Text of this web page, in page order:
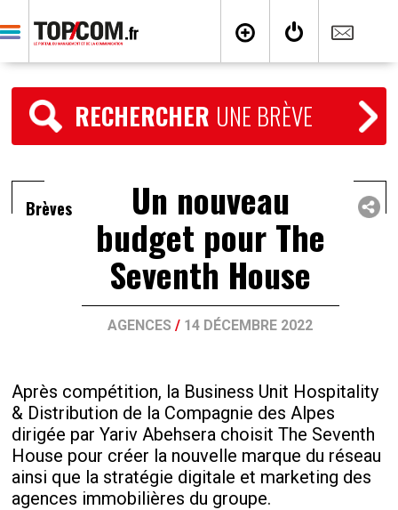
RECHERCHER UNE BRÈVE
Brèves Un nouveau
budget pour The
Seventh House
AGENCES / 14 DÉCEMBRE 2022
Après compétition, la Business Unit Hospitality
& Distribution de la Compagnie des Alpes
dirigée par Yariv Abehsera choisit The Seventh
House pour créer la nouvelle marque du réseau
ainsi que la stratégie digitale et marketing des
agences immobilières du groupe.